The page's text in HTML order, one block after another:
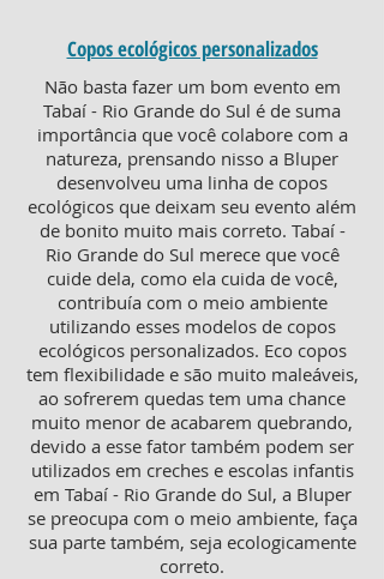
Copos ecológicos personalizados
Não basta fazer um bom evento em
Tabaí - Rio Grande do Sul é de suma
importância que você colabore com a
natureza, prensando nisso a Bluper
desenvolveu uma linha de copos
ecológicos que deixam seu evento além
de bonito muito mais correto. Tabaí -
Rio Grande do Sul merece que você
cuide dela, como ela cuida de você,
contribuía com o meio ambiente
utilizando esses modelos de copos
ecológicos personalizados. Eco copos
tem flexibilidade e são muito maleáveis,
ao sofrerem quedas tem uma chance
muito menor de acabarem quebrando,
devido a esse fator também podem ser
utilizados em creches e escolas infantis
em Tabaí - Rio Grande do Sul, a Bluper
se preocupa com o meio ambiente, faça
sua parte também, seja ecologicamente
correto.